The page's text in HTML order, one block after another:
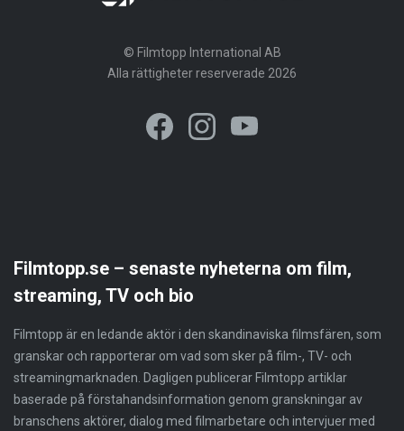
© Filmtopp International AB
Alla rättigheter reserverade 2026
Filmtopp.se – senaste nyheterna om film,
streaming, TV och bio
Filmtopp är en ledande aktör i den skandinaviska filmsfären, som
granskar och rapporterar om vad som sker på film-, TV- och
streamingmarknaden. Dagligen publicerar Filmtopp artiklar
baserade på förstahandsinformation genom granskningar av
branschens aktörer, dialog med filmarbetare och intervjuer med